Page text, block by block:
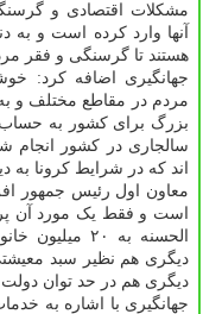
مشکلات اقتصادی و
آنها وارد کرده است و
هستند تا گرسنگی و فقر
جهانگیری اضافه کرد:
مردم در مقاطع مختلف و
بزرگ برای کشور به
اند که در شرایط کرونا به
معاون اول رئیس جمهور
است و فقط یک مورد آن
الحسنه به ۲۰
دیگری هم نظیر سبد
دیگری هم در حد توان
جهانگیری با اشاره به